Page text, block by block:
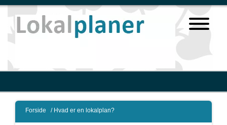
Forside / Hvad er en lokalplan?